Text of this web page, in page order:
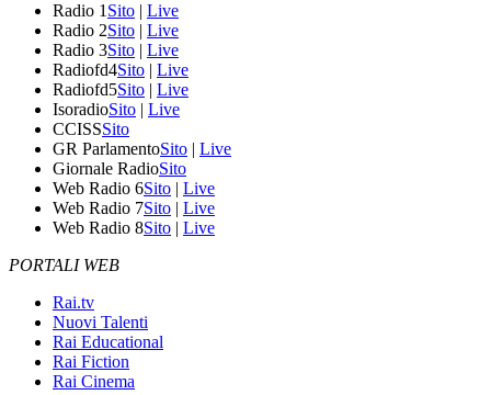
Radio 1 Sito | Live
Radio 2Sito | Live
Radio 3Sito | Live
Radiofd4Sito | Live
Radiofd5Sito | Live
IsoradioSito | Live
CCISSSito
GR ParlamentoSito | Live
Giornale RadioSito
Web Radio 6Sito | Live
Web Radio 7Sito | Live
Web Radio 8Sito | Live
PORTALI WEB
Rai.tv
Nuovi Talenti
Rai Educational
Rai Fiction
Rai Cinema